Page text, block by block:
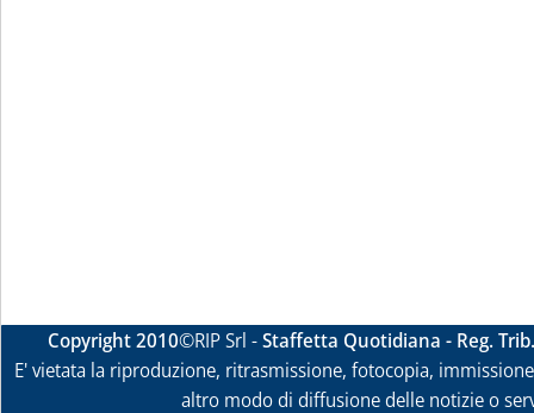
Copyright 2010©RIP Srl -Staffetta Quotidiana - Reg.
E' vietata la riproduzione, ritrasmissione, fotocopia,
altro modo di diffusione delle notizie o